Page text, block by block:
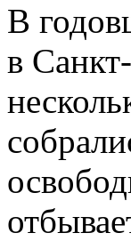
В
в